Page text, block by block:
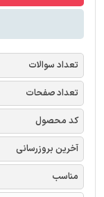
تعداد سوالات
تعداد صفحات
کد محصول
آخرین بروزرسانی
مناسب